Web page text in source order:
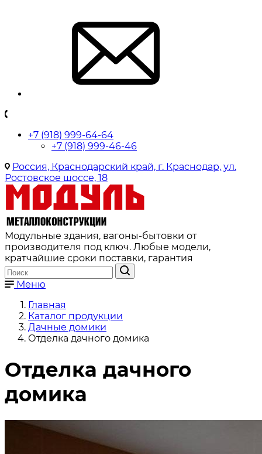
+7 (918) 999-64-64
+7 (918) 999-46-46
Россия, Краснодарский край, г. Краснодар, ул.
Ростовское шоссе, 18
Модульные здания, вагоны-бытовки от
производителя под ключ. Любые модели,
кратчайшие сроки поставки, гарантия
Меню
Главная
Каталог продукции
Дачные домики
Отделка дачного домика
Отделка дачного
домика